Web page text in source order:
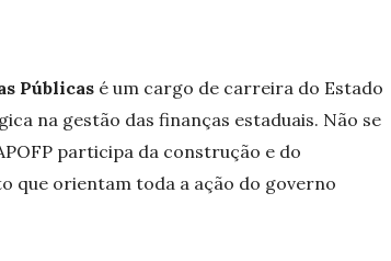
Públicas é um cargo de carreira do Estado
na gestão das finanças estaduais. Não se
participa da construção e do
que orientam toda a ação do governo